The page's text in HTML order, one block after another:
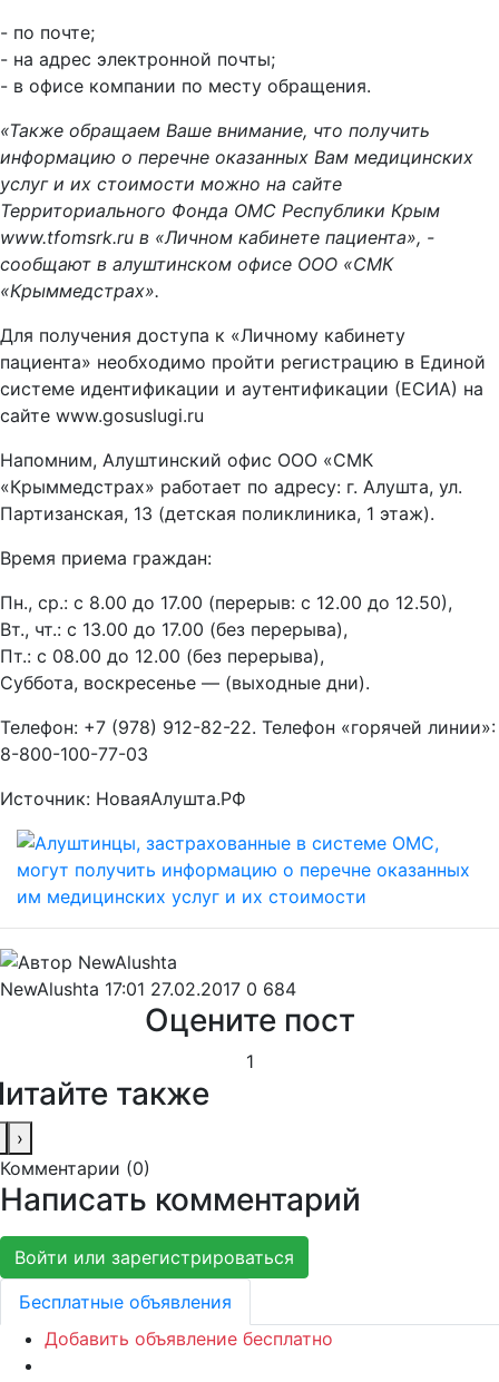
- по почте;
- на адрес электронной почты;
- в офисе компании по месту обращения.
«Также обращаем Ваше внимание, что получить
информацию о перечне оказанных Вам медицинских
услуг и их стоимости можно на сайте
Территориального Фонда ОМС Республики Крым
www.tfomsrk.ru в «Личном кабинете пациента», -
сообщают в алуштинском офисе ООО «СМК
«Крыммедстрах».
Для получения доступа к «Личному кабинету
пациента» необходимо пройти регистрацию в Единой
системе идентификации и аутентификации (ЕСИА) на
сайте www.gosuslugi.ru
Напомним, Алуштинский офис ООО «СМК
«Крыммедстрах» работает по адресу: г. Алушта, ул.
Партизанская, 13 (детская поликлиника, 1 этаж).
Время приема граждан:
Пн., ср.: с 8.00 до 17.00 (перерыв: с 12.00 до 12.50),
Вт., чт.: с 13.00 до 17.00 (без перерыва),
Пт.: с 08.00 до 12.00 (без перерыва),
Суббота, воскресенье — (выходные дни).
Телефон: +7 (978) 912-82-22. Телефон «горячей линии»:
8-800-100-77-03
Источник: НоваяАлушта.РФ
NewAlushta 17:01 27.02.2017 0 684
Оцените пост
1
также
›
Комментарии (0)
Написать комментарий
Войти или зарегистрироваться
Бесплатные объявления
Добавить объявление бесплатно